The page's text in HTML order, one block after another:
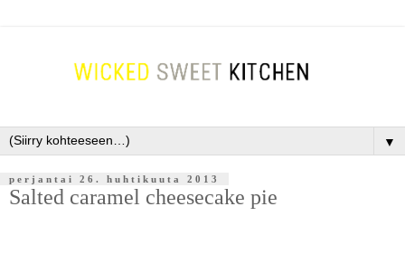
▼
perjantai 26. huhtikuuta 2013
Salted caramel cheesecake pie